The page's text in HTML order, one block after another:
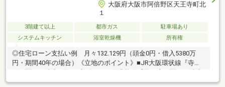
大阪府大阪市阿倍野区天王寺町北
１
3階建て以上 都市ガス
駐車場あり
システムキッチン
浴室乾燥機 所有権
◎住宅ローン支払い例 月々132.129円（頭金0円・借入5380万
円・期間40年の場合）《立地のポイント》■JR大阪環状線『寺田
10分！■近鉄南大阪線『河堀口駅』徒歩9分！■高松小学校まで徒